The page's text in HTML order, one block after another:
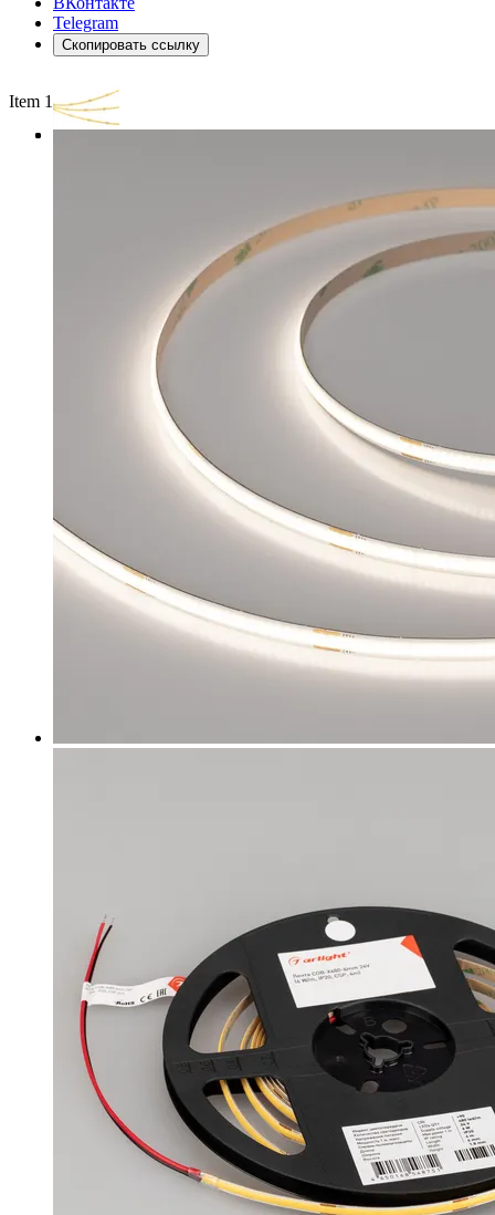
Telegram
Скопировать ссылку
Item 1 of 3